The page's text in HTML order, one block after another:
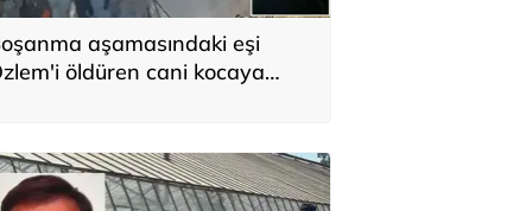
aşamasındaki eşi
öldüren cani kocaya